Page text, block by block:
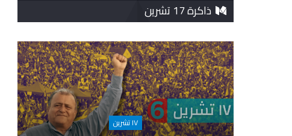
ذاكرة 17 تشرين
١٧ تشرين